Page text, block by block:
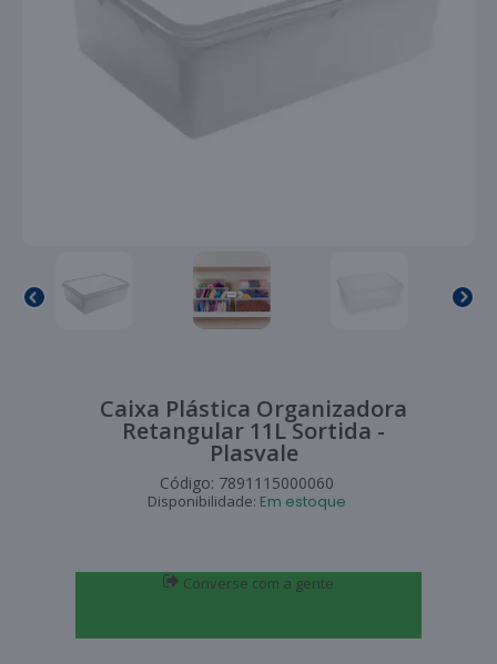
Caixa Plástica Organizadora
Retangular 11L Sortida -
Plasvale
Código: 7891115000060
Disponibilidade: Em estoque
Converse com a gente